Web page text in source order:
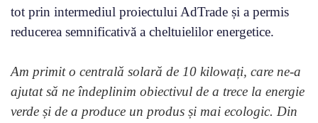
tot prin intermediul proiectului AdTrade și a permis
reducerea semnificativă a cheltuielilor energetice.
Am primit o centrală solară de 10 kilowați, care ne-a
ajutat să ne îndeplinim obiectivul de a trece la energie
verde și de a produce un produs și mai ecologic. Din